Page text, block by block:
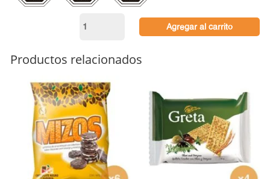
Chocolate
Entrelagos
45gr
cantidad
Agregar al carrito
Productos relacionados